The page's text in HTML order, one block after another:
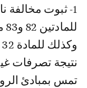
1- ثبوت مخالفة
نتيجة تصرفات
تمس بمبادئ